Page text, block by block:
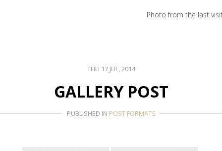
Photo from the last
THU 17 JUL, 2014
GALLERY POST
PUBLISHED IN POST FORMATS